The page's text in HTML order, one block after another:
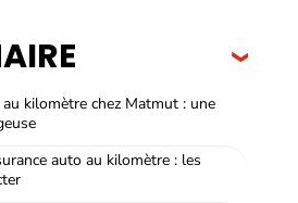
kilomètre chez Matmut : une
auto au kilomètre : les